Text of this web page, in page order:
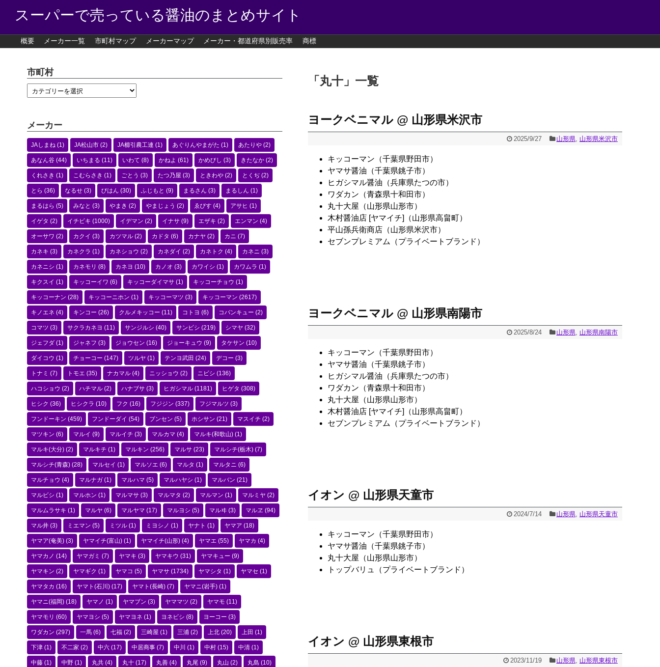
スーパーで売っている醤油のまとめサイト
概要 メーカー一覧 市町村マップ メーカーマップ メーカー・都道府県別販売率 商標
「 丸十 」 一覧
ヨークベニマル @ 山形県米沢市
2025/9/27 山形県, 山形県米沢市
キッコーマン（千葉県野田市）
ヤマサ醤油（千葉県銚子市）
ヒガシマル醤油（兵庫県たつの市）
ワダカン（青森県十和田市）
丸十大屋（山形県山形市）
木村醤油店 [ヤマイチ]（山形県高畠町）
平山孫兵衛商店（山形県米沢市）
セブンプレミアム（プライベートブランド）
ヨークベニマル @ 山形県南陽市
2025/8/24 山形県, 山形県南陽市
キッコーマン（千葉県野田市）
ヤマサ醤油（千葉県銚子市）
ヒガシマル醤油（兵庫県たつの市）
ワダカン（青森県十和田市）
丸十大屋（山形県山形市）
木村醤油店 [ヤマイチ]（山形県高畠町）
セブンプレミアム（プライベートブランド）
イオン @ 山形県天童市
2024/7/14 山形県, 山形県天童市
キッコーマン（千葉県野田市）
ヤマサ醤油（千葉県銚子市）
丸十大屋（山形県山形市）
トップバリュ（プライベートブランド）
イオン @ 山形県東根市
2023/11/19 山形県, 山形県東根市
市町村
メーカー
JAしまね (1) JA松山市 (2) JA櫛引農工連 (1) あぐりんやまがた (1) あたりや (2)
あなん谷 (44) いちまる (11) いわて (8) かねよ (61) かめびし (3) きたなか (2)
くれさき (1) こむらさき (1) ごとう (3) たつ乃屋 (3) ときわや (2) とくぢ (2)
とら (36) なるせ (3) びはん (30) ふじもと (9) まるさん (3) まるしん (1)
まるはら (5) みなと (3) やまき (2) やまじょう (2) ゑびす (4) アサヒ (1)
イゲタ (2) イチビキ (1000) イデマン (2) イナサ (9) エザキ (2) エンマン (4)
オーサワ (2) カクイ (3) カツマル (2) カドタ (6) カナヤ (2) カニ (7)
カネキ (3) カネクラ (1) カネショウ (2) カネダイ (2) カネトク (4) カネニ (3)
カネニシ (1) カネモリ (8) カネヨ (10) カノオ (3) カワイシ (1) カワムラ (1)
キクスイ (1) キッコーイワ (6) キッコーダイマサ (1) キッコーチョウ (1)
キッコーナン (28) キッコーニホン (1) キッコーマツ (3) キッコーマン (2617)
キノエネ (4) キンコー (26) クルメキッコー (11) コトヨ (6) コバンキュー (2)
コマツ (3) サクラカネヨ (11) サンジルシ (40) サンビシ (219) シマヤ (32)
ジェフダ (1) ジャネフ (3) ジョウセン (16) ジョーキュウ (9) タケサン (10)
ダイコウ (1) チョーコー (147) ツルヤ (1) テンヨ武田 (24) デコー (3)
トナミ (7) トモエ (35) ナカマル (4) ニッショウ (2) ニビシ (136)
ハコショウ (2) ハチマル (2) ハナブサ (3) ヒガシマル (1181) ヒゲタ (308)
ヒシク (36) ヒシクラ (10) フク (16) フジジン (337) フジマルツ (3)
フンドーキン (459) フンドーダイ (54) ブンセン (5) ホシサン (21) マスイチ (2)
マツキン (6) マルイ (9) マルイチ (3) マルカマ (4) マルキ(和歌山) (1)
マルキ(大分) (2) マルキチ (1) マルキン (256) マルサ (23) マルシチ(栃木) (7)
マルシチ(青森) (28) マルセイ (1) マルソエ (6) マルタ (1) マルタニ (6)
マルチョウ (4) マルナガ (1) マルハマ (5) マルハヤシ (1) マルバン (21)
マルビシ (1) マルホン (1) マルマサ (3) マルマタ (2) マルマン (1) マルミヤ (2)
マルムラサキ (1) マルヤ (6) マルヤマ (17) マルヨシ (5) マルヰ (3) マルヱ (94)
マル井 (3) ミエマン (5) ミツル (1) ミヨシノ (1) ヤナト (1) ヤマア (18)
ヤマア(奄美) (3) ヤマイチ(富山) (1) ヤマイチ(山形) (4) ヤマエ (55) ヤマカ (4)
ヤマカノ (14) ヤマガミ (7) ヤマキ (3) ヤマキウ (31) ヤマキュー (9)
ヤマキン (2) ヤマギク (1) ヤマコ (5) ヤマサ (1734) ヤマシタ (1) ヤマセ (1)
ヤマタカ (16) ヤマト(石川) (17) ヤマト(長崎) (7) ヤマニ(岩手) (1)
ヤマニ(福岡) (18) ヤマノ (1) ヤマブン (3) ヤママツ (2) ヤマモ (11)
ヤマモリ (60) ヤマヨシ (5) ヤマヨネ (1) ヨネビシ (8) ヨーコー (3)
ワダカン (297) 一馬 (6) 七福 (2) 三崎屋 (1) 三浦 (2) 上北 (20) 上田 (1)
下津 (1) 不二家 (2) 中六 (17) 中居商事 (7) 中川 (1) 中村 (15) 中清 (1)
中藤 (1) 中野 (1) 丸共 (4) 丸十 (17) 丸善 (4) 丸尾 (9) 丸山 (2) 丸島 (10)